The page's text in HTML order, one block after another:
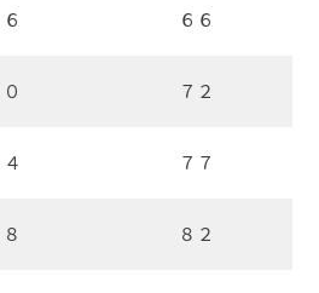
６ ６６
０ ７２
４ ７７
８ ８２